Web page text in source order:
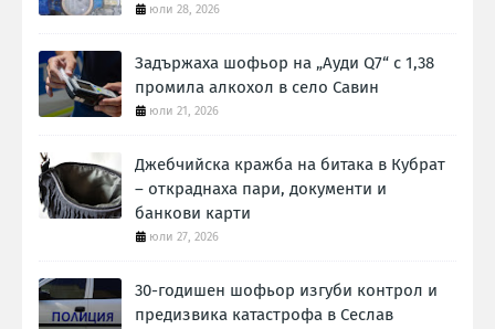
юли 28, 2026
Задържаха шофьор на „Ауди Q7“ с 1,38
промила алкохол в село Савин
юли 21, 2026
Джебчийска кражба на битака в Кубрат
– откраднаха пари, документи и
банкови карти
юли 27, 2026
30-годишен шофьор изгуби контрол и
предизвика катастрофа в Сеслав